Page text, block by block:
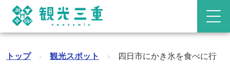
トップ › 観光スポット ›
四日市にかき氷を食べに行